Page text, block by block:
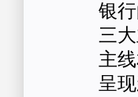
银
三
主
呈